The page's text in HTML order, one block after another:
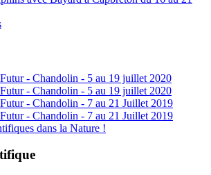
- Chandolin - 5 au 19 juillet 2020
- Chandolin - 5 au 19 juillet 2020
- Chandolin - 7 au 21 Juillet 2019
- Chandolin - 7 au 21 Juillet 2019
dans la Nature !